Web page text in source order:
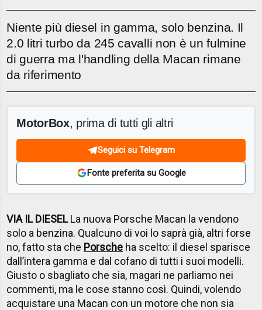
Niente più diesel in gamma, solo benzina. Il
2.0 litri turbo da 245 cavalli non è un fulmine
di guerra ma l'handling della Macan rimane
da riferimento
MotorBox, prima di tutti gli altri
Seguici su Telegram
Fonte preferita su Google
VIA IL DIESELLa nuova Porsche Macan la vendono
solo a benzina. Qualcuno di voi lo saprà già, altri forse
no, fatto sta che Porsche ha scelto: il diesel sparisce
dall’intera gamma e dal cofano di tutti i suoi modelli.
Giusto o sbagliato che sia, magari ne parliamo nei
commenti, ma le cose stanno così. Quindi, volendo
acquistare una Macan con un motore che non sia